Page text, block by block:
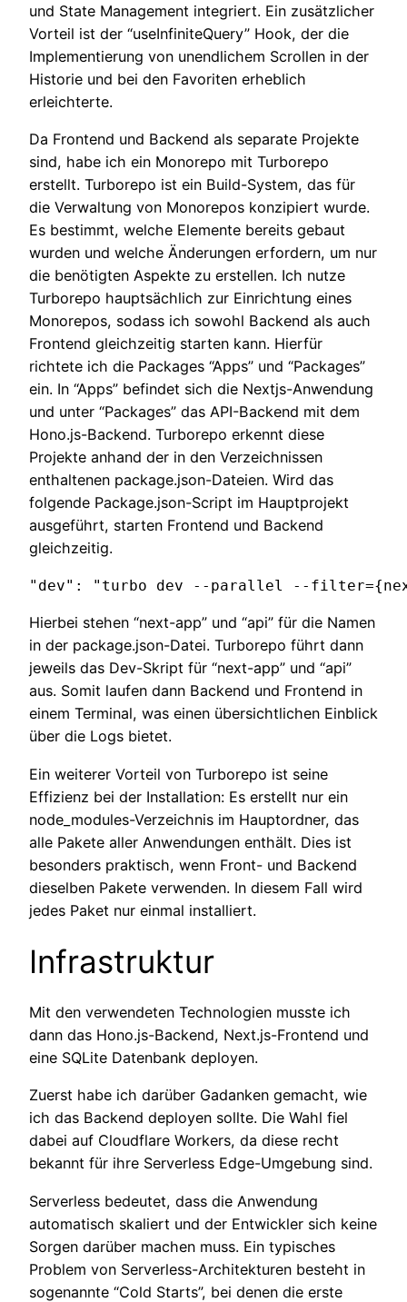
und State Management integriert. Ein zusätzlicher
Vorteil ist der “useInfiniteQuery” Hook, der die
Implementierung von unendlichem Scrollen in der
Historie und bei den Favoriten erheblich
erleichterte.
Da Frontend und Backend als separate Projekte
sind, habe ich ein Monorepo mit Turborepo
erstellt. Turborepo ist ein Build-System, das für
die Verwaltung von Monorepos konzipiert wurde.
Es bestimmt, welche Elemente bereits gebaut
wurden und welche Änderungen erfordern, um nur
die benötigten Aspekte zu erstellen. Ich nutze
Turborepo hauptsächlich zur Einrichtung eines
Monorepos, sodass ich sowohl Backend als auch
Frontend gleichzeitig starten kann. Hierfür
richtete ich die Packages “Apps” und “Packages”
ein. In “Apps” befindet sich die Nextjs-Anwendung
und unter “Packages” das API-Backend mit dem
Hono.js-Backend. Turborepo erkennt diese
Projekte anhand der in den Verzeichnissen
enthaltenen package.json-Dateien. Wird das
folgende Package.json-Script im Hauptprojekt
ausgeführt, starten Frontend und Backend
gleichzeitig.
"dev": "turbo dev --parallel --
Hierbei stehen “next-app” und “api” für die Namen
in der package.json-Datei. Turborepo führt dann
jeweils das Dev-Skript für “next-app” und “api”
aus. Somit laufen dann Backend und Frontend in
einem Terminal, was einen übersichtlichen Einblick
über die Logs bietet.
Ein weiterer Vorteil von Turborepo ist seine
Effizienz bei der Installation: Es erstellt nur ein
node_modules-Verzeichnis im Hauptordner, das
alle Pakete aller Anwendungen enthält. Dies ist
besonders praktisch, wenn Front- und Backend
dieselben Pakete verwenden. In diesem Fall wird
jedes Paket nur einmal installiert.
Infrastruktur
Mit den verwendeten Technologien musste ich
dann das Hono.js-Backend, Next.js-Frontend und
eine SQLite Datenbank deployen.
Zuerst habe ich darüber Gadanken gemacht, wie
ich das Backend deployen sollte. Die Wahl fiel
dabei auf Cloudflare Workers, da diese recht
bekannt für ihre Serverless Edge-Umgebung sind.
Serverless bedeutet, dass die Anwendung
automatisch skaliert und der Entwickler sich keine
Sorgen darüber machen muss. Ein typisches
Problem von Serverless-Architekturen besteht in
sogenannte “Cold Starts”, bei denen die erste